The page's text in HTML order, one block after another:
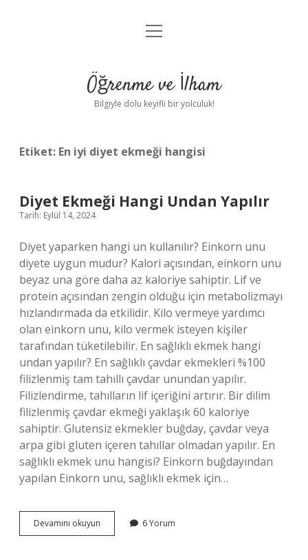
Anasayfa
Yasal Uyarı
menüyü
Öğrenme ve İlham
Bilgiyle dolu keyifli bir yolculuk!
Etiket: En iyi diyet ekmeği hangisi
Diyet Ekmeği Hangi Undan Yapılır
Tarih: Eylül 14, 2024
Diyet yaparken hangi un kullanılır? Einkorn unu
diyete uygun mudur? Kalori açısından, einkorn unu
beyaz una göre daha az kaloriye sahiptir. Lif ve
protein açısından zengin olduğu için metabolizmayı
hızlandırmada da etkilidir. Kilo vermeye yardımcı
olan einkorn unu, kilo vermek isteyen kişiler
tarafından tüketilebilir. En sağlıklı ekmek hangi
undan yapılır? En sağlıklı çavdar ekmekleri %100
filizlenmiş tam tahıllı çavdar unundan yapılır.
Filizlendirme, tahılların lif içeriğini artırır. Bir dilim
filizlenmiş çavdar ekmeği yaklaşık 60 kaloriye
sahiptir. Glutensiz ekmekler buğday, çavdar veya
arpa gibi gluten içeren tahıllar olmadan yapılır. En
sağlıklı ekmek unu hangisi? Einkorn buğdayından
yapılan Einkorn unu, sağlıklı ekmek için…
Devamını okuyun
Ekmeği
6 Yorum